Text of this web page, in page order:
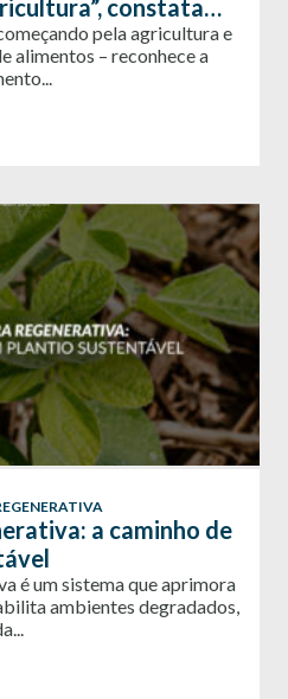
constata
pela agricultura e
alimentos – reconhece a
a caminho de
é um sistema que aprimora
ambientes degradados,